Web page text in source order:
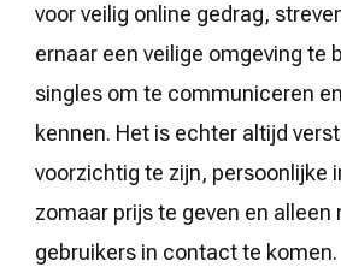
voor veilig online gedrag,
ernaar een veilige omgeving te
singles om te communiceren
kennen. Het is echter altijd
voorzichtig te zijn, persoonlijke
zomaar prijs te geven en
gebruikers in contact te komen.